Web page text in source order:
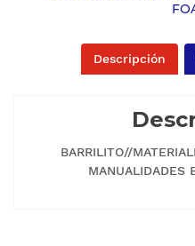
Descripción
BARRILITO//
MANUALIDADES